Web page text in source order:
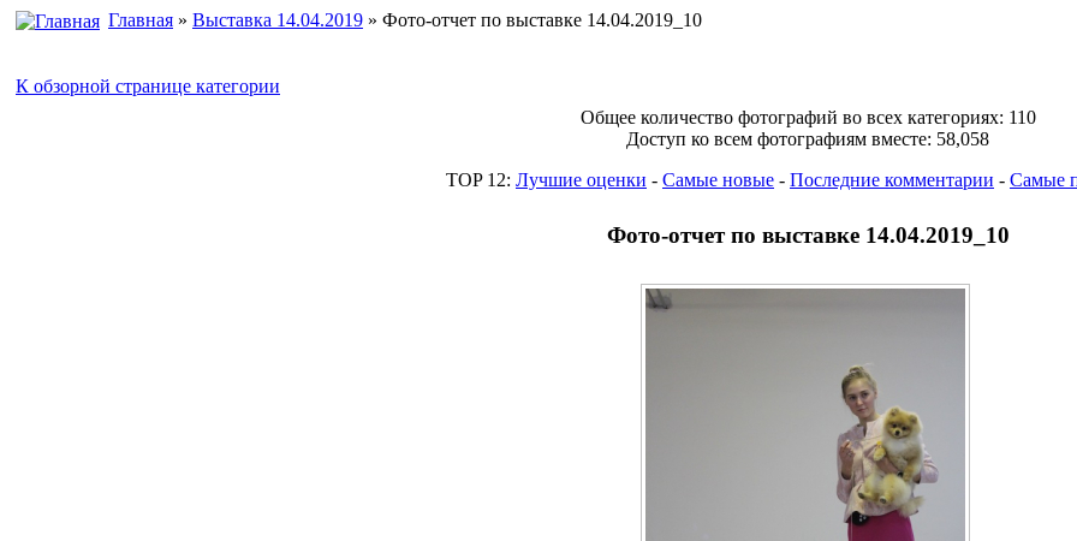
Главная » Выставка 14.04.2019 » Фото-отчет по выставке 14.04.2019_10
К обзорной странице категории
Общее количество фотографий во всех категориях: 110
Доступ ко всем фотографиям вместе: 58,058
TOP 12: Лучшие оценки - Самые новые - Последние комментарии - Самые
Фото-отчет по выставке 14.04.2019_10